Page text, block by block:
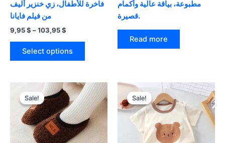
فاخرة للأطفال، زي خنزير أليف
من فيلم فايانا
9,95$ –103,95$
through
Select options
This
variants.
The
options
may
مطبوعة، بياقة عالية وأكمام
قصيرة.
Read more
Sale!
Sale! Sale!
Sale!